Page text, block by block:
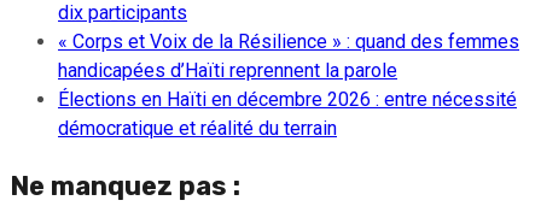
dix participants
« Corps et Voix de la Résilience » : quand des femmes
handicapées d’Haïti reprennent la parole
Élections en Haïti en décembre 2026 : entre nécessité
démocratique et réalité du terrain
Ne manquez pas :